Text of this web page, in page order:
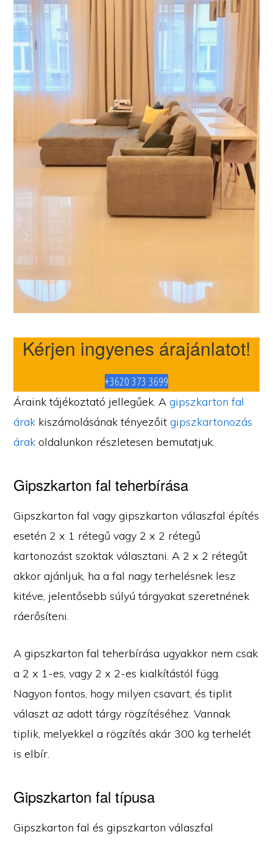
Kérjen ingyenes árajánlatot!
+3620 373 3699
Áraink tájékoztató jellegűek. Agipszkarton fal
árak kiszámolásának tényezőitgipszkartonozás
árak oldalunkon részletesen bemutatjuk.
Gipszkarton fal teherbírása
Gipszkarton fal vagy gipszkarton válaszfal építés
esetén 2 x 1 rétegű vagy 2 x 2 rétegű
kartonozást szoktak választani. A 2 x 2 rétegűt
akkor ajánljuk, ha a fal nagy terhelésnek lesz
kitéve, jelentősebb súlyú tárgyakat szeretnének
ráerősíteni.
A gipszkarton fal teherbírása ugyakkor nem csak
a 2 x 1-es, vagy 2 x 2-es kialkítástól függ.
Nagyon fontos, hogy milyen csavart, és tiplit
választ az adott tárgy rögzítéséhez. Vannak
tiplik, melyekkel a rögzítés akár 300 kg terhelét
is elbír.
Gipszkarton fal típusa
Gipszkarton fal és gipszkarton válaszfal